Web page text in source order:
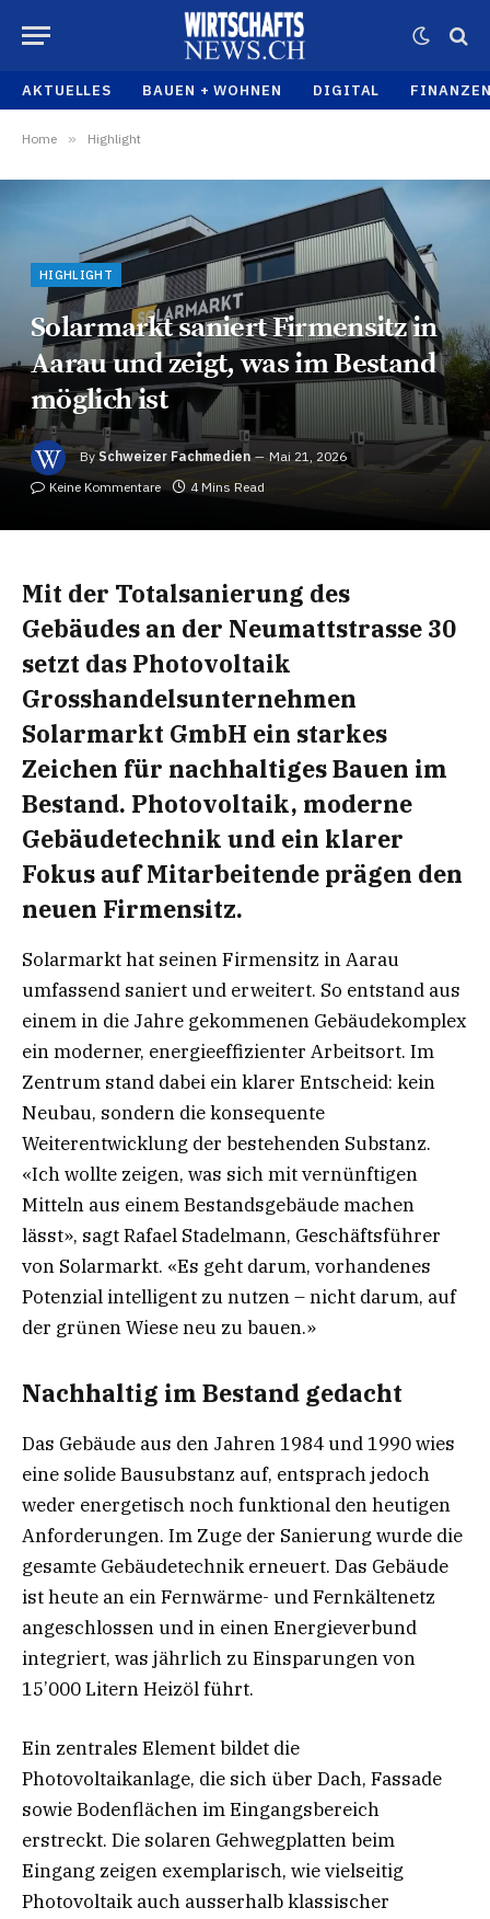
AKTUELLES BAUEN + WOHNEN DIGITAL
Home » Highlight
HIGHLIGHT
Solarmarkt saniert Firmensitz in
Aarau und zeigt, was im Bestand
möglich ist
By Schweizer Fachmedien
Mai 21, 2026
Keine Kommentare
4 Mins Read
Mit der Totalsanierung des
Gebäudes an der Neumattstrasse 30
setzt das Photovoltaik
Grosshandelsunternehmen
Solarmarkt GmbH ein starkes
Zeichen für nachhaltiges Bauen im
Bestand. Photovoltaik, moderne
Gebäudetechnik und ein klarer
Fokus auf Mitarbeitende prägen den
neuen Firmensitz.
Solarmarkt hat seinen Firmensitz in Aarau
umfassend saniert und erweitert. So entstand aus
einem in die Jahre gekommenen Gebäudekomplex
ein moderner, energieeffizienter Arbeitsort. Im
Zentrum stand dabei ein klarer Entscheid: kein
Neubau, sondern die konsequente
Weiterentwicklung der bestehenden Substanz.
«Ich wollte zeigen, was sich mit vernünftigen
Mitteln aus einem Bestandsgebäude machen
lässt», sagt Rafael Stadelmann, Geschäftsführer
von Solarmarkt. «Es geht darum, vorhandenes
Potenzial intelligent zu nutzen – nicht darum, auf
der grünen Wiese neu zu bauen.»
Nachhaltig im Bestand gedacht
Das Gebäude aus den Jahren 1984 und 1990 wies
eine solide Bausubstanz auf, entsprach jedoch
weder energetisch noch funktional den heutigen
Anforderungen. Im Zuge der Sanierung wurde die
gesamte Gebäudetechnik erneuert. Das Gebäude
ist heute an ein Fernwärme- und Fernkältenetz
angeschlossen und in einen Energieverbund
integriert, was jährlich zu Einsparungen von
15’000 Litern Heizöl führt.
Ein zentrales Element bildet die
Photovoltaikanlage, die sich über Dach, Fassade
sowie Bodenflächen im Eingangsbereich
erstreckt. Die solaren Gehwegplatten beim
Eingang zeigen exemplarisch, wie vielseitig
Photovoltaik auch ausserhalb klassischer